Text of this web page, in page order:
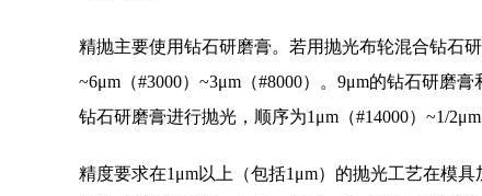
精抛主要使用钻石研磨膏。若用抛光布轮混合钻石
~6μm（#3000）~3μm（#8000）。9μm的钻石研磨
钻石研磨膏进行抛光，顺序为1μm（#14000）~1/2μm
精度要求在1μm以上（包括1μm）的抛光工艺在模